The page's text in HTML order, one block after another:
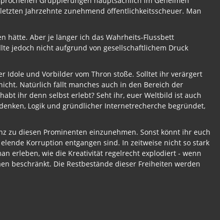
Jahrzehnte zunehmend öffentlichkeitsscheuer. Man
hätte. Aber je länger ich das Wahrheits-Flussbett
jedoch nicht aufgrund von gesellschaftlichem Druck
Idole und Vorbilder vom Thron stoße. Solltet ihr verärgert
Natürlich fällt manches auch in den Bereich der
ihr denn selbst erlebt? Seht ihr, euer Weltbild ist auch
Logik und gründlicher Internetrecherche begründet,
zu diesen Prominenten einzunehmen. Sonst könnt ihr euch
Korruption entgangen sind. In zeitweise nicht so stark
erleben, wie die Kreativität regelrecht explodiert - wenn
beschränkt. Die Restbestände dieser Freiheiten werden